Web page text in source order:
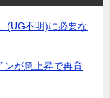
(UG不明)に必要な
ンが急上昇で再育